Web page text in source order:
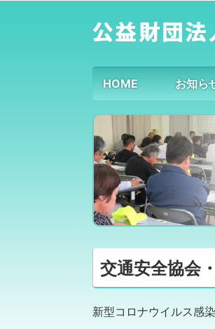
HOME お知ら
交通安全協会
新型コロナウイルス感